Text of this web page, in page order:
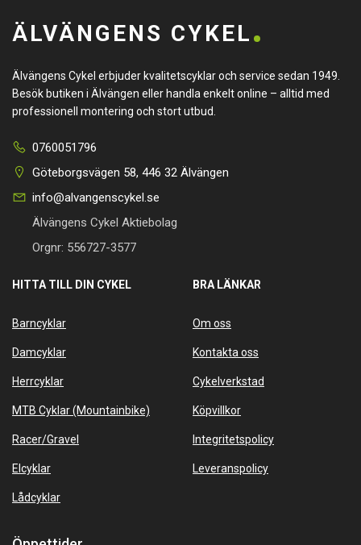
ÄLVÄNGENS CYKEL
Älvängens Cykel erbjuder kvalitetscyklar och service sedan 1949.
Besök butiken i Älvängen eller handla enkelt online – alltid med
professionell montering och stort utbud.
0760051796
Göteborgsvägen 58, 446 32 Älvängen
info@alvangenscykel.se
Älvängens Cykel Aktiebolag
Orgnr: 556727-3577
HITTA TILL DIN CYKEL
Barncyklar
Damcyklar
Herrcyklar
MTB Cyklar (Mountainbike)
Racer/Gravel
Elcyklar
Lådcyklar
BRA LÄNKAR
Om oss
Kontakta oss
Cykelverkstad
Köpvillkor
Integritetspolicy
Leveranspolicy